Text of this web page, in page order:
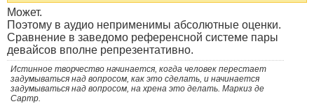
Может.
Поэтому в аудио неприменимы абсолютные оценки.
Сравнение в заведомо референсной системе пары
девайсов вполне репрезентативно.
Истинное творчество начинается, когда человек перестает
задумываться над вопросом, как это сделать, и начинается
задумываться над вопросом, на хрена это делать. Маркиз де
Сартр.